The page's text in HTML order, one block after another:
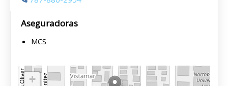
Aseguradoras
MCS
+